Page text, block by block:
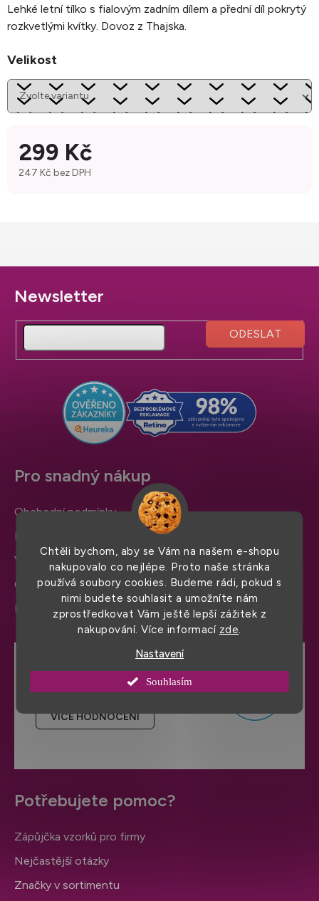
Chtěli bychom, aby se Vám na našem e-shopu
nakupovalo co nejlépe. Proto naše stránka
používá soubory cookies. Budeme rádi, pokud s
nimi budete souhlasit a umožníte nám
zprostředkovat Vám ještě lepší zážitek z
nakupování. Více informací zde.
Nastavení
Souhlasím
Lehké letní tílko s fialovým zadním dílem a přední díl pokrytý
rozkvetlými kvítky. Dovoz z Thajska.
Velikost
299 Kč
247 Kč bez DPH
Z
á
a
Hodnocení obchodu
VÍCE HODNOCENÍ
Pro snadný nákup
Obchodní podmínky
Doprava a platba
Výměna zboží a reklamace
Ochrana osobních údajů
Informace a nastavení cookies
Potřebujete pomoc?
Zápůjčka vzorků pro firmy
Nejčastější otázky
Značky v sortimentu